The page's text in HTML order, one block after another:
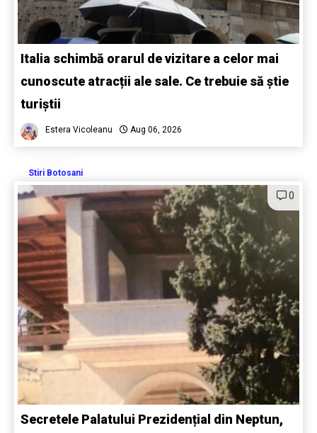
Italia schimbă orarul de vizitare a celor mai
cunoscute atracții ale sale. Ce trebuie să știe
turiștii
Estera Vicoleanu Aug 06, 2026
Stiri Botosani
0
Secretele Palatului Prezidențial din Neptun,